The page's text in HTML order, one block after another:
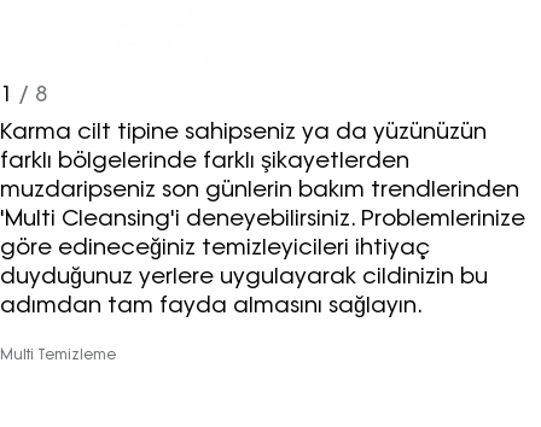
1 / 8
Karma cilt tipine sahipseniz ya da yüzünüzün
farklı bölgelerinde farklı şikayetlerden
muzdaripseniz son günlerin bakım trendlerinden
'Multi Cleansing'i deneyebilirsiniz. Problemlerinize
göre edineceğiniz temizleyicileri ihtiyaç
duyduğunuz yerlere uygulayarak cildinizin bu
adımdan tam fayda almasını sağlayın.
Multi Temizleme